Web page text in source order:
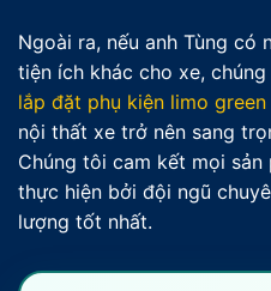
Ngoài ra, nếu anh Tùng có
tiện ích khác cho xe,
lắp đặt phụ kiện limo
nội thất xe trở nên sang
Chúng tôi cam kết mọi
thực hiện bởi đội ngũ
lượng tốt nhất.